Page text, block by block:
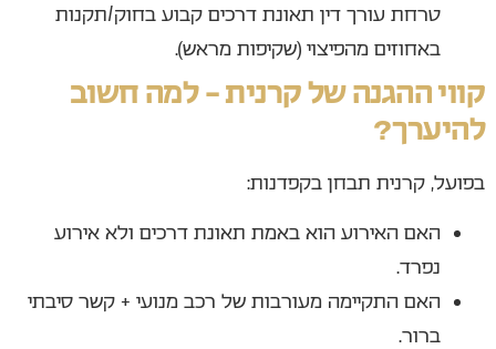
טרחת עורך דין תאונת דרכים קבוע בחוק/תקנות
באחוזים מהפיצוי (שקיפות מראש).
קווי ההגנה של קרנית – למה חשוב
להיערך?
בפועל, קרנית תבחן בקפדנות:
האם האירוע הוא באמת תאונת דרכים ולא אירוע
נפרד.
האם התקיימה מעורבות של רכב מנועי + קשר סיבתי
ברור.